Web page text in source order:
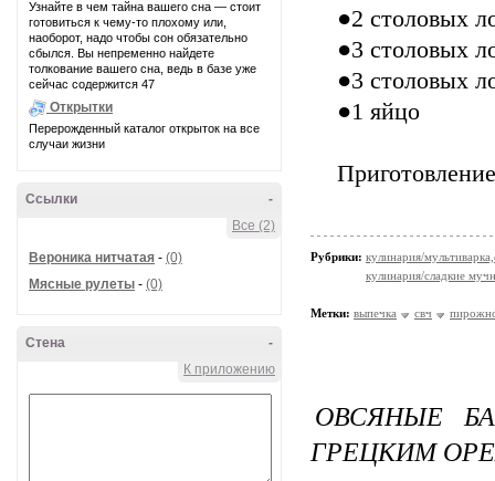
Узнайте в чем тайна вашего сна — стоит
готовиться к чему-то плохому или,
наоборот, надо чтобы сон обязательно
сбылся. Вы непременно найдете
толкование вашего сна, ведь в базе уже
сейчас содержится 47
Открытки
Перерожденный каталог открыток на все
случаи жизни
-
Ссылки
Все (2)
Вероника нитчатая - (0)
Мясные рулеты - (0)
-
Стена
К приложению
●2 столовых
●3 столовых
●3 столовых
●1 яйцо
Рубрики: кулинария/
кулинария/сладкие
Метки: выпечка свч
ОВСЯНЫЕ
ГРЕЦКИМ